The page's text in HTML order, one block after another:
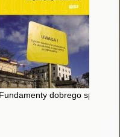
Fundamenty dobrego